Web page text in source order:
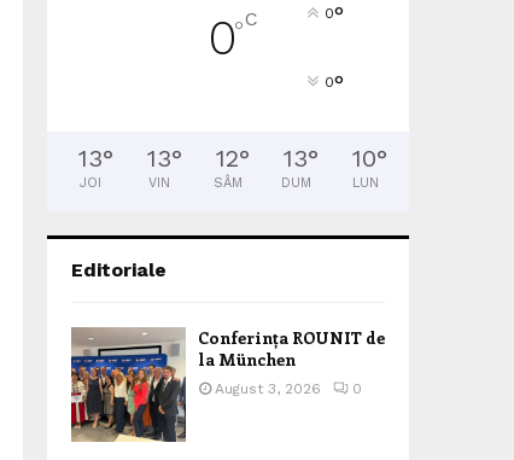
0°C 0°
0°
13°
JOI
13°
VIN
12°
SÂM
13°
DUM
10°
LUN
Editoriale
Conferința ROUNIT de
la München
August 3, 2026 0